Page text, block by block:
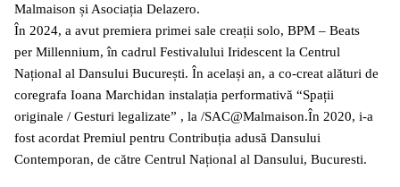
Malmaison și Asociația Delazero.
În 2024, a avut premiera primei sale creații solo, BPM – Beats
per Millennium, în cadrul Festivalului Iridescent la Centrul
Național al Dansului București. În același an, a co-creat alături de
coregrafa Ioana Marchidan instalația performativă “Spații
originale / Gesturi legalizate” , la /SAC@Malmaison.În 2020, i-a
fost acordat Premiul pentru Contribuția adusă Dansului
Contemporan, de către Centrul Național al Dansului, Bucuresti.